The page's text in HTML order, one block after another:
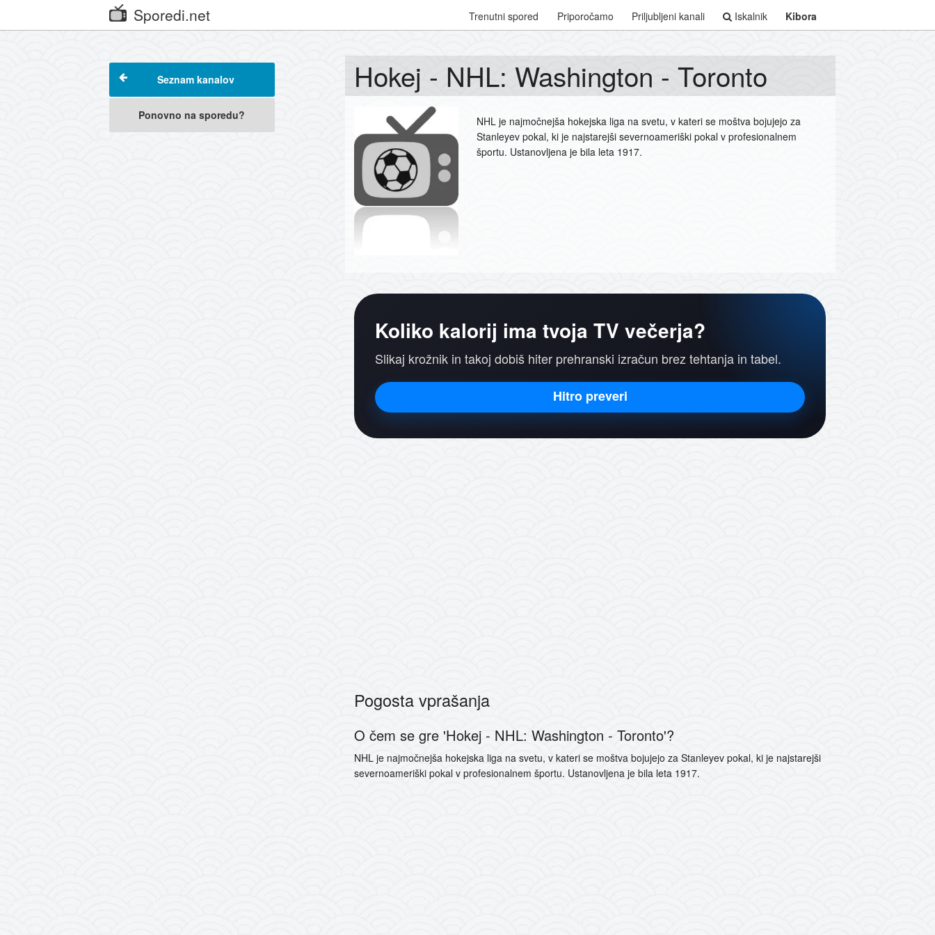
Sporedi.net Trenutni spored Priporočamo Priljubljeni kanali Iskalnik Kibora
Seznam kanalov
Ponovno na sporedu?
Hokej - NHL: Washington - Toronto
NHL je najmočnejša hokejska liga na svetu, v kateri se moštva bojujejo za
Stanleyev pokal, ki je najstarejši severnoameriški pokal v profesionalnem
športu. Ustanovljena je bila leta 1917.
Koliko kalorij ima tvoja TV večerja?
Slikaj krožnik in takoj dobiš hiter prehranski izračun brez tehtanja in tabel.
Hitro preveri
Pogosta vprašanja
O čem se gre 'Hokej - NHL: Washington - Toronto'?
NHL je najmočnejša hokejska liga na svetu, v kateri se moštva bojujejo za Stanleyev pokal, ki je najstarejši
severnoameriški pokal v profesionalnem športu. Ustanovljena je bila leta 1917.